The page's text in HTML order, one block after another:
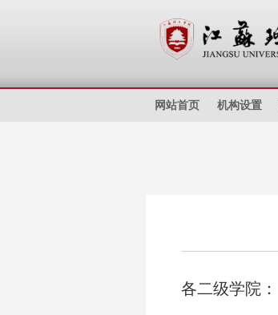
网站首页 机构设置
各二级学院：